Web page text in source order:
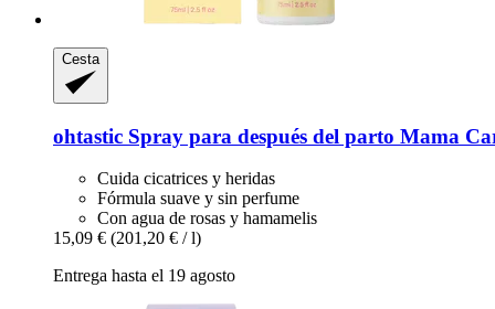
Cesta
ohtastic Spray para después del parto Mama
Cuida cicatrices y heridas
Fórmula suave y sin perfume
Con agua de rosas y hamamelis
15,09 € (201,20 € / l)
Entrega hasta el 19 agosto